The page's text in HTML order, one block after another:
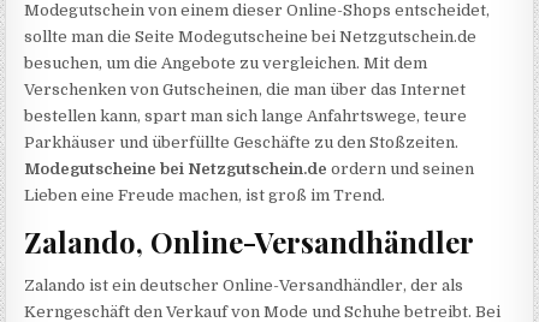
Modegutschein von einem dieser Online-Shops entscheidet,
sollte man die Seite Modegutscheine bei Netzgutschein.de
besuchen, um die Angebote zu vergleichen. Mit dem
Verschenken von Gutscheinen, die man über das Internet
bestellen kann, spart man sich lange Anfahrtswege, teure
Parkhäuser und überfüllte Geschäfte zu den Stoßzeiten.
Modegutscheine bei Netzgutschein.de ordern und seinen
Lieben eine Freude machen, ist groß im Trend.
Zalando, Online-Versandhändler
Zalando ist ein deutscher Online-Versandhändler, der als
Kerngeschäft den Verkauf von Mode und Schuhe betreibt. Bei